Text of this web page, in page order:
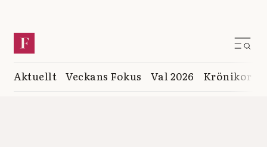
Aktuellt Veckans Fokus Val 2026 Krönikor